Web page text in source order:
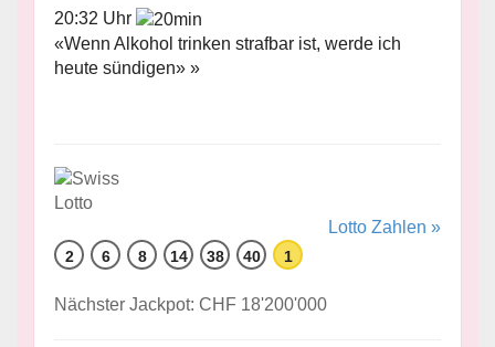
20:32 Uhr
«Wenn Alkohol trinken strafbar ist, werde ich
heute sündigen» »
Lotto Zahlen »
2 6 8 14 38 40 1
Nächster Jackpot: CHF 18'200'000